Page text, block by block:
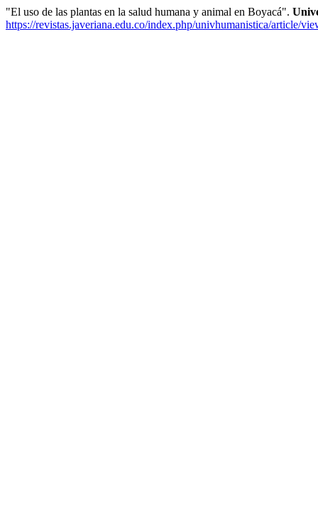
"El uso de las plantas en la salud humana y animal en Boyacá".
https://revistas.javeriana.edu.co/index.php/univhumanistica/article/